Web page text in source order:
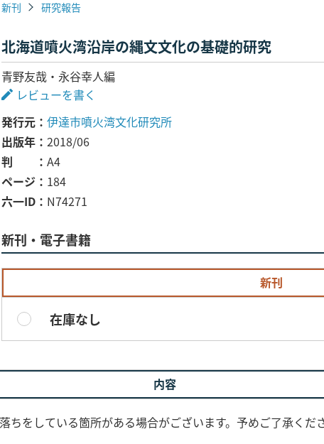
新刊 研究報告
北海道噴火湾沿岸の縄文文化の基礎的研究
青野友哉・永谷幸人編
レビューを書く
発行元
伊達市噴火湾文化研究所
出版年
2018/06
判
A4
ページ
184
六一ID
N74271
新刊・電子書籍
新刊
在庫なし
内容
ちをしている箇所がある場合がございます。予めご了承くだ